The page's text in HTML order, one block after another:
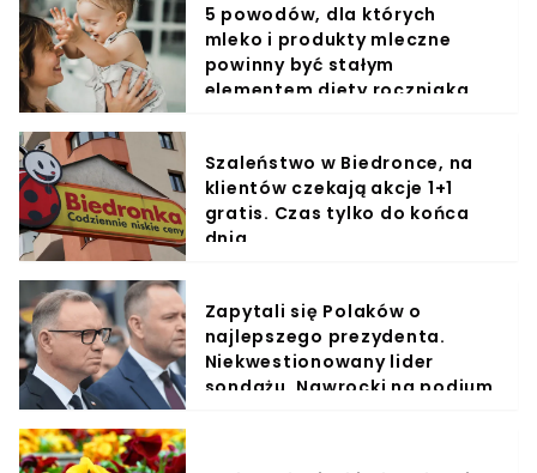
5 powodów, dla których
mleko i produkty mleczne
powinny być stałym
elementem diety roczniaka
Szaleństwo w Biedronce, na
klientów czekają akcje 1+1
gratis. Czas tylko do końca
dnia
Zapytali się Polaków o
najlepszego prezydenta.
Niekwestionowany lider
sondażu, Nawrocki na podium